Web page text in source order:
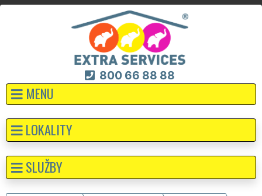
800 66 88 88
MENU
LOKALITY
SLUŽBY